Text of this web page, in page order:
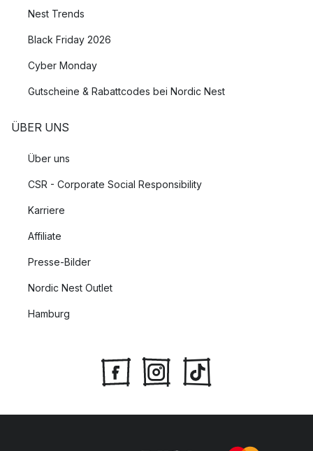
Nest Trends
Black Friday 2026
Cyber Monday
Gutscheine & Rabattcodes bei Nordic Nest
ÜBER UNS
Über uns
CSR - Corporate Social Responsibility
Karriere
Affiliate
Presse-Bilder
Nordic Nest Outlet
Hamburg